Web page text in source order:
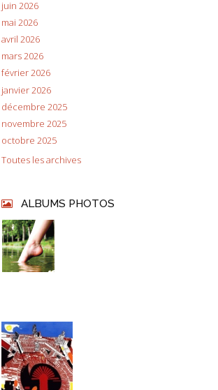
juin 2026
mai 2026
avril 2026
mars 2026
février 2026
janvier 2026
décembre 2025
novembre 2025
octobre 2025
Toutes les archives
ALBUMS PHOTOS